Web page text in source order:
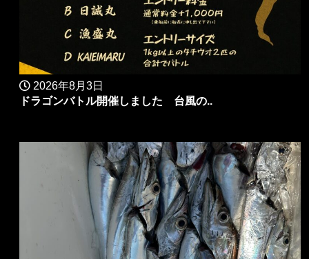
2026年8月3日
ドラゴンバトル開催しました 台風の..